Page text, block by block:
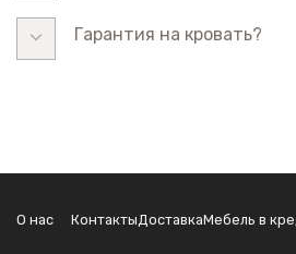
Гарантия на кровать?
О нас КонтактыДоставкаМебель в